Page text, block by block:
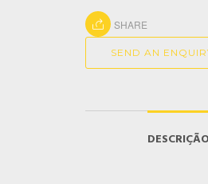
SHARE
SEND AN
DESCRIÇÃO